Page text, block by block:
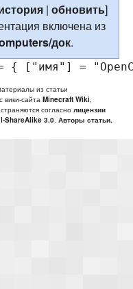
| обновить]
включена из
док.
{ [ "имя" ] =
из статьи
с вики-сайта Minecraft Wiki
согласно лицензии
ShareAlike 3.0. Авторы статьи.